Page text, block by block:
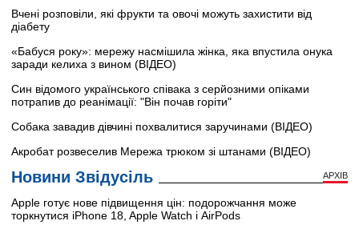
Вчені розповіли, які фрукти та овочі можуть захистити від
діабету
«Бабуся року»: мережу насмішила жінка, яка впустила онука
заради келиха з вином (ВІДЕО)
Син відомого українського співака з серйозними опіками
потрапив до реанімації: "Він почав горіти"
Собака завадив дівчині похвалитися заручинами (ВІДЕО)
Акробат розвеселив Мережа трюком зі штанами (ВІДЕО)
Новини Звідусіль АРХІВ
Apple готує нове підвищення цін: подорожчання може
торкнутися iPhone 18, Apple Watch і AirPods